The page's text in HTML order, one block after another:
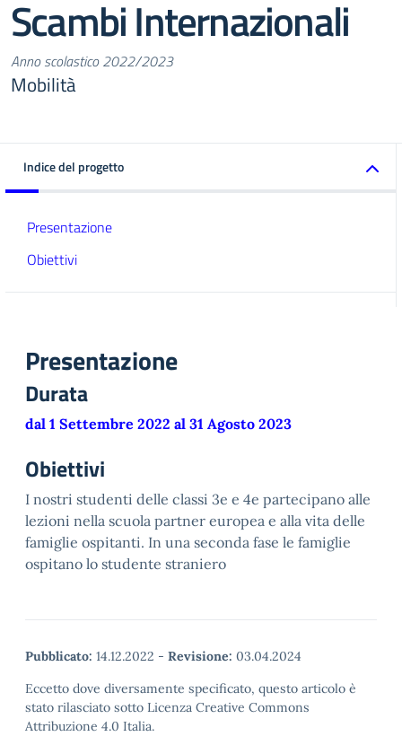
Scambi Internazionali
Anno scolastico 2022/2023
Mobilità
Indice del progetto
Presentazione
Obiettivi
Presentazione
Durata
dal 1 Settembre 2022 al 31 Agosto 2023
Obiettivi
I nostri studenti delle classi 3e e 4e partecipano alle
lezioni nella scuola partner europea e alla vita delle
famiglie ospitanti. In una seconda fase le famiglie
ospitano lo studente straniero
Pubblicato: 14.12.2022 - Revisione: 03.04.2024
Eccetto dove diversamente specificato, questo articolo è
stato rilasciato sotto Licenza Creative Commons
Attribuzione 4.0 Italia.